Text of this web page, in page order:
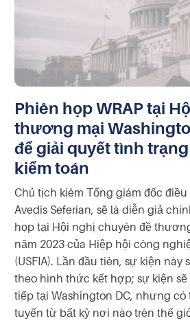
Phiên họp WRAP tại
thương mại
để giải quyết tình
kiểm toán
Chủ tịch kiêm Tổng giám đốc
Avedis Seferian, sẽ là diễn giả
họp tại Hội nghị chuyên đề
năm 2023 của Hiệp hội công
(USFIA). Lần đầu tiên, sự kiện này
theo hình thức kết hợp; sự kiện
tiếp tại Washington DC, nhưng
tuyến từ bất kỳ nơi nào trên thế